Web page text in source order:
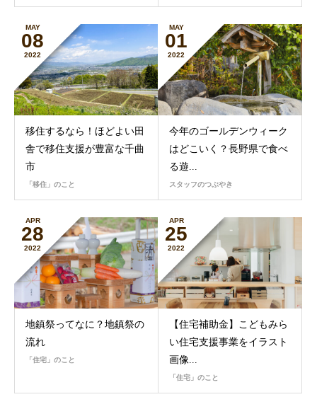
MAY
08
2022
移住するなら！ほどよい田
舎で移住支援が豊富な千曲
市
「移住」のこと
MAY
01
2022
今年のゴールデンウィーク
はどこいく？長野県で食べ
る遊...
スタッフのつぶやき
APR
28
2022
地鎮祭ってなに？地鎮祭の
流れ
「住宅」のこと
APR
25
2022
【住宅補助金】こどもみら
い住宅支援事業をイラスト
画像...
「住宅」のこと